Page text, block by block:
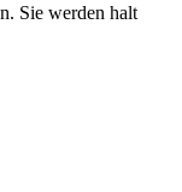
Sie werden halt